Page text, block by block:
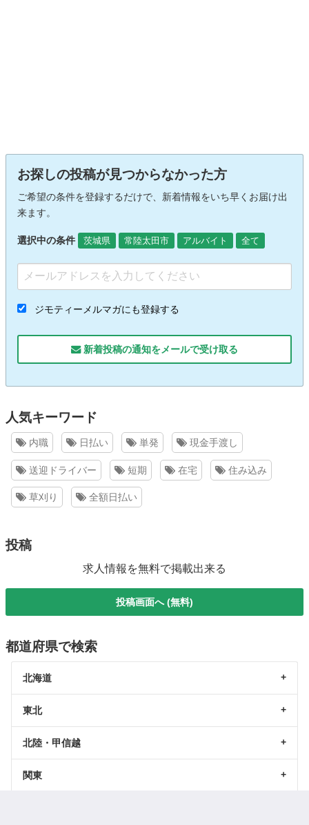
お探しの投稿が見つからなかった方
ご希望の条件を登録するだけで、新着情報をいち早くお届け出
来ます。
選択中の条件 茨城県 常陸太田市 アルバイト 全て
ジモティーメルマガにも登録する
新着投稿の通知をメールで受け取る
人気キーワード
内職 日払い 単発 現金手渡し
送迎ドライバー 短期 在宅 住み込み
草刈り 全額日払い
投稿
求人情報を無料で掲載出来る
投稿画面へ (無料)
都道府県で検索
北海道
東北
北陸・甲信越
関東